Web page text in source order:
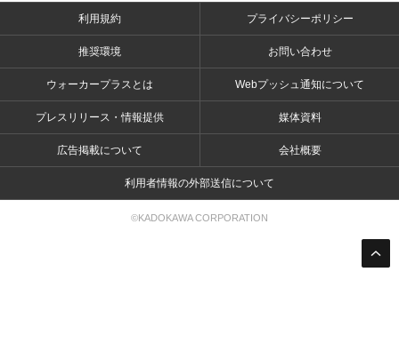
利用規約 プライバシーポリシー
推奨環境 お問い合わせ
ウォーカープラスとは Webプッシュ通知について
プレスリリース・情報提供 媒体資料
広告掲載について 会社概要
利用者情報の外部送信について
©KADOKAWA CORPORATION